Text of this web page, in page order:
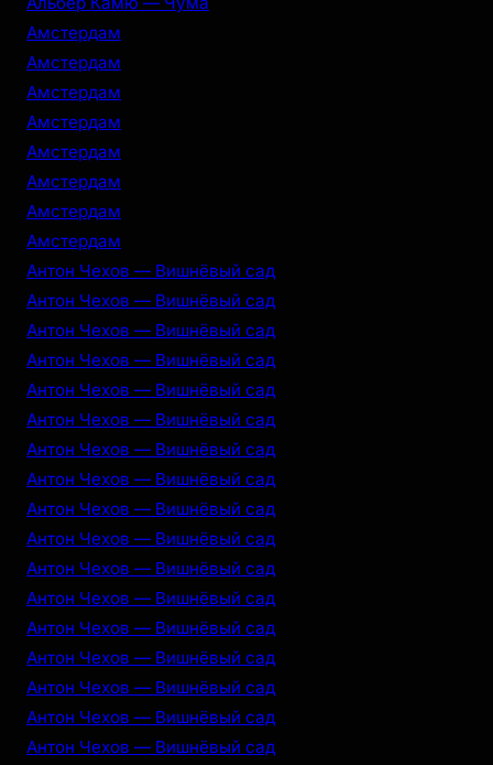
Амстердам
Амстердам
Амстердам
Амстердам
Амстердам
Амстердам
Амстердам
Амстердам
Антон Чехов — Вишнёвый сад
Антон Чехов — Вишнёвый сад
Антон Чехов — Вишнёвый сад
Антон Чехов — Вишнёвый сад
Антон Чехов — Вишнёвый сад
Антон Чехов — Вишнёвый сад
Антон Чехов — Вишнёвый сад
Антон Чехов — Вишнёвый сад
Антон Чехов — Вишнёвый сад
Антон Чехов — Вишнёвый сад
Антон Чехов — Вишнёвый сад
Антон Чехов — Вишнёвый сад
Антон Чехов — Вишнёвый сад
Антон Чехов — Вишнёвый сад
Антон Чехов — Вишнёвый сад
Антон Чехов — Вишнёвый сад
Антон Чехов — Вишнёвый сад